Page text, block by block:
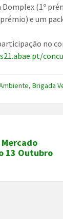
Domplex (1º
e um
no
,Brigada
Mercado
13 Outubro